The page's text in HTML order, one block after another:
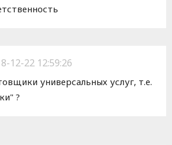
12-22 12:59:26
универсальных услуг, т.е.
?